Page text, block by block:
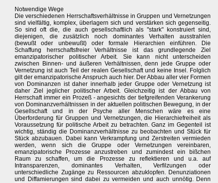
Notwendige Wege
Die verschiedenen Herrschaftsverhältnisse in Gruppen und Vernetzungen
sind vielfältig, komplex, überlagern sich und verstärken sich gegenseitig.
So sind oft die, die auch gesellschaftlich als "stark" konstruiert sind,
diejenigen, die zusätzlich noch dominantes Verhalten ausstrahlen
(bewußt oder unbewußt) oder formale Hierarchien einführen. Die
Schaffung herrschaftsfreier Verhältnisse ist das grundlegende Ziel
emanzipatorischer politischer Arbeit. Sie kann nicht unterscheiden
zwischen Binnen- und äußeren Verhältnissen, denn jede Gruppe oder
Vernetzung ist auch Teil der realen Gesellschaft und keine Insel. Folglich
gilt der emanzipatorische Anspruch auch hier. Der Abbau aller vier Formen
von Dominanzen ist daher innerhalb jeder Gruppe oder Vernetzung ist
daher Ziel jeglicher politischer Arbeit. Gleichzeitig ist der Abbau von
Herrschaft immer ein Prozeß - angesichts der tiefgreifenden Verankerung
von Dominanzverhältnissen in der aktuellen politischen Bewegung, in der
Gesellschaft und in der Psyche aller Menschen wäre es eine
Überforderung für Gruppen und Vernetzungen, die Hierarchiefreiheit als
Voraussetzung für politische Arbeit zu betrachten. Ganz im Gegenteil ist
wichtig, ständig die Dominanzverhältnisse zu beobachten und Stück für
Stück abzubauen. Dabei kann Verkrampfung und Zerstreiten vermieden
werden, wenn sich die Gruppe oder Vernetzungen vereinbaren,
emanzipatorische Prozesse anzustreben und zumindest ein bißchen
Raum zu schaffen, um die Prozesse zu reflektieren und u.a. auf
Intransparenzen, dominantes Verhalten, Verfilzungen oder
unterschiedliche Zugänge zu Ressourcen abzuklopfen. Denunziationen
und Diffamierungen sind dabei zu vermeiden und auch unnötig. Denn